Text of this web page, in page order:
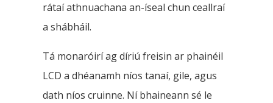
rátaí athnuachana an-íseal chun ceallraí
a shábháil.
Tá monaróirí ag díriú freisin ar phainéil
LCD a dhéanamh níos tanaí, gile, agus
dath níos cruinne. Ní bhaineann sé le